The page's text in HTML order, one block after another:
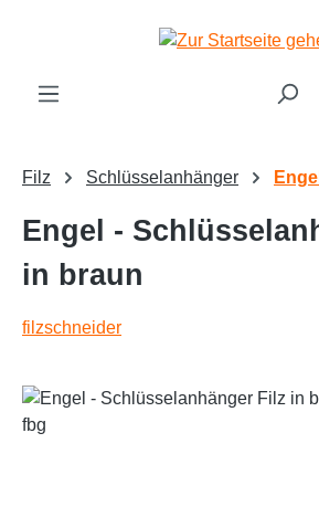
Filz Schlüsselanhänger Engel
Engel -
in braun
filzschneider
Bildergalerie überspringen